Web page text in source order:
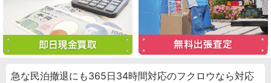
急な民泊撤退にも365日34時間対応のフクロウなら対応